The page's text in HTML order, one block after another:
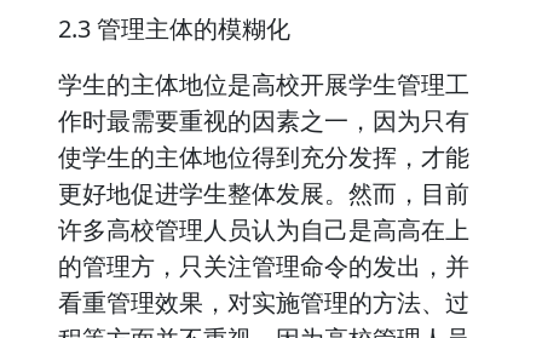
2.3 管理主体的模糊化
学生的主体地位是高校开展学生管理工
作时最需要重视的因素之一，因为只有
使学生的主体地位得到充分发挥，才能
更好地促进学生整体发展。然而，目前
许多高校管理人员认为自己是高高在上
的管理方，只关注管理命令的发出，并
看重管理效果，对实施管理的方法、过